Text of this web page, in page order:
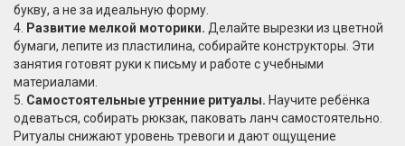
букву, а не за идеальную форму.
4. Развитие мелкой моторики. Делайте вырезки из цветной
бумаги, лепите из пластилина, собирайте конструкторы. Эти
занятия готовят руки к письму и работе с учебными
материалами.
5. Самостоятельные утренние ритуалы. Научите ребёнка
одеваться, собирать рюкзак, паковать ланч самостоятельно.
Ритуалы снижают уровень тревоги и дают ощущение